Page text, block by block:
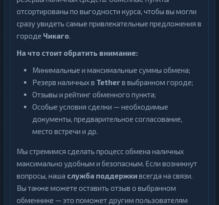
отсортированы по выгодности курса, чтобы вы могли
сразу увидеть самые привлекательные предложения в
городе Чикаго.
На что стоит обратить внимание:
Минимальные и максимальные суммы обмена;
Резерв наличных в Tetherв выбранном городе;
Отзывы и рейтинг обменного пункта;
Особые условия сделки — необходимые
документы, предварительное согласование,
место встречи и др.
Мы стремимся сделать процесс обмена наличных
максимально удобным и безопасным. Если возникнут
вопросы, наша служба поддержкивсегда на связи.
Вы также можете оставить отзыв о выбранном
обменнике — это поможет другим пользователям